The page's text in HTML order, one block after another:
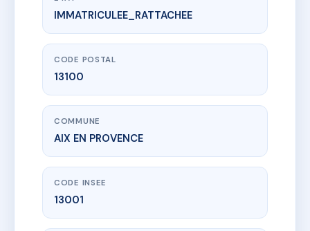
www.vme.plus/AC6694996
12 RAMUS - MS158681
12 Place Ramus13100 AIX EN PROVENCE
IMMATRICULEE_RATTACHEE
CODE POSTAL
13100
COMMUNE
AIX EN PROVENCE
CODE INSEE
13001